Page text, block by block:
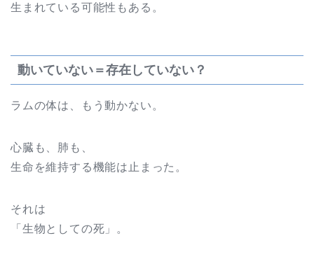
生まれている可能性もある。
動いていない＝存在していない？
ラムの体は、もう動かない。
心臓も、肺も、
生命を維持する機能は止まった。
それは
「生物としての死」。